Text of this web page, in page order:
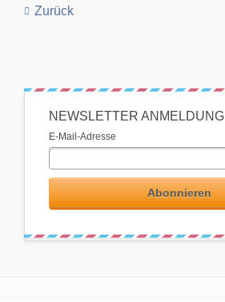
Zurück
NEWSLETTER ANMELDUNG
E-Mail-Adresse
Abonnieren